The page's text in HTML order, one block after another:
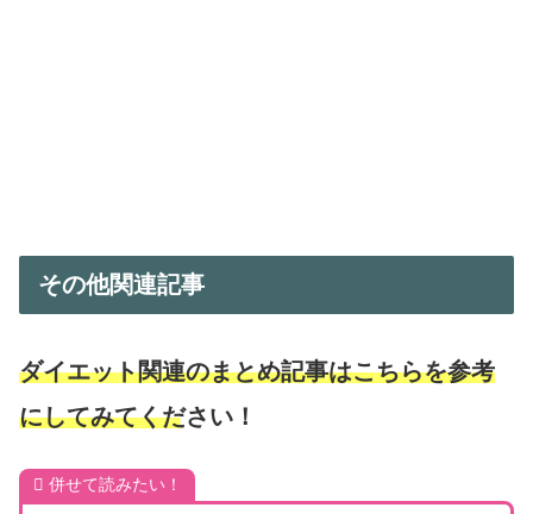
その他関連記事
ダイエット関連のまとめ記事はこちらを参考
にしてみてください！
併せて読みたい！